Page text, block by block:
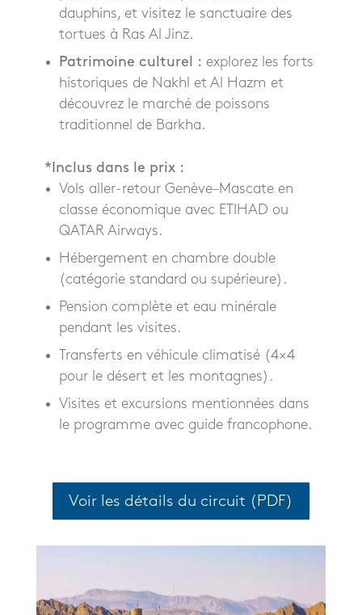
dauphins, et visitez le sanctuaire des
tortues à Ras Al Jinz.
Patrimoine culturel : explorez les forts
historiques de Nakhl et Al Hazm et
découvrez le marché de poissons
traditionnel de Barkha.
*Inclus dans le prix :
Vols aller-retour Genève–Mascate en
classe économique avec ETIHAD ou
QATAR Airways.
Hébergement en chambre double
(catégorie standard ou supérieure).
Pension complète et eau minérale
pendant les visites.
Transferts en véhicule climatisé (4×4
pour le désert et les montagnes).
Visites et excursions mentionnées dans
le programme avec guide francophone.
Voir les détails du circuit (PDF)